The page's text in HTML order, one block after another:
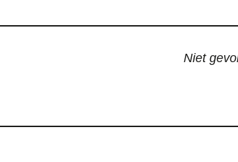
Niet